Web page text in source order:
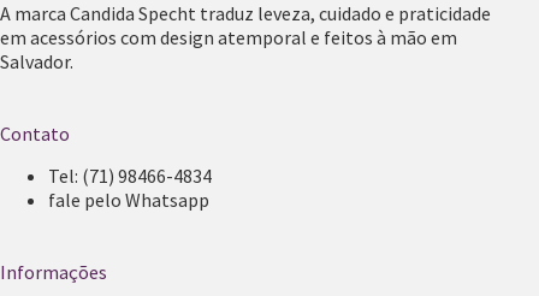
A marca Candida Specht traduz leveza, cuidado e praticidade
em acessórios com design atemporal e feitos à mão em
Salvador.
Contato
Tel: (71) 98466-4834
fale pelo Whatsapp
Informações